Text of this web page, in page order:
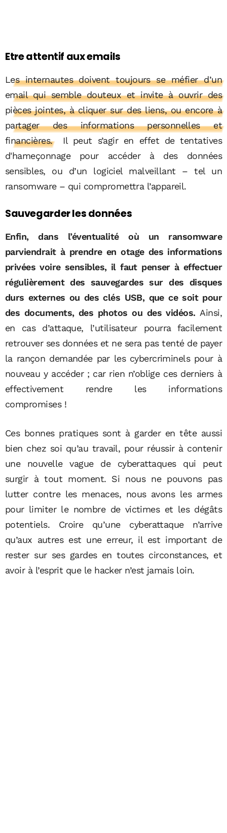
Etre attentif aux emails
Les internautes doivent toujours se méfier d’un
email qui semble douteux et invite à ouvrir des
pièces jointes, à cliquer sur des liens, ou encore à
partager des informations personnelles et
financières.
Il peut s’agir en effet de tentatives
d'hameçonnage pour accéder à des données
sensibles, ou d’un logiciel malveillant – tel un
ransomware – qui compromettra l’appareil.
Sauvegarder les données
Enfin, dans l’éventualité où un ransomware
parviendrait à prendre en otage des informations
privées voire sensibles, il faut penser à effectuer
régulièrement des sauvegardes sur des disques
durs externes ou des clés USB, que ce soit pour
des documents, des photos ou des vidéos. Ainsi,
en cas d’attaque, l’utilisateur pourra facilement
retrouver ses données et ne sera pas tenté de payer
la rançon demandée par les cybercriminels pour à
nouveau y accéder ; car rien n’oblige ces derniers à
effectivement rendre les informations
compromises !
Ces bonnes pratiques sont à garder en tête aussi
bien chez soi qu’au travail, pour réussir à contenir
une nouvelle vague de cyberattaques qui peut
surgir à tout moment. Si nous ne pouvons pas
lutter contre les menaces, nous avons les armes
pour limiter le nombre de victimes et les dégâts
potentiels. Croire qu’une cyberattaque n’arrive
qu’aux autres est une erreur, il est important de
rester sur ses gardes en toutes circonstances, et
avoir à l’esprit que le hacker n’est jamais loin.